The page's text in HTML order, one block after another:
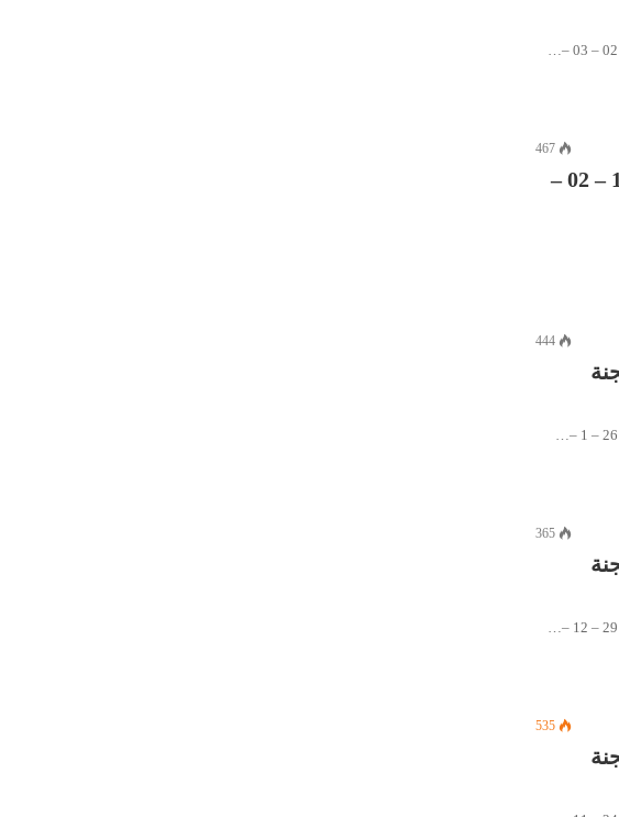
467
برنامج مع دار الإفتاء | الشيخ عبدالرحمن قدوع | عضو لجنة الفتوى بدار الإفتاء الليبية | 16 – 02 –
444
365
535